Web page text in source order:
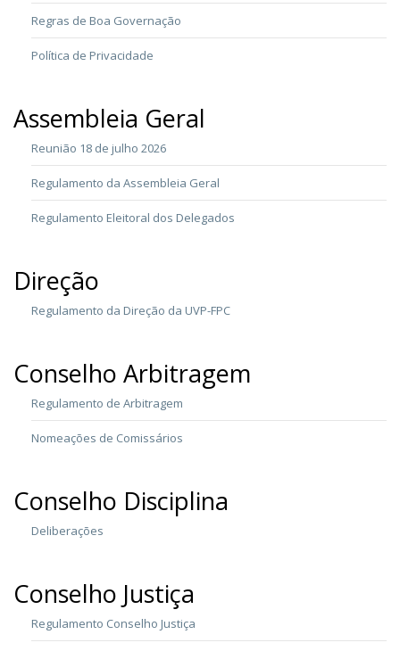
Regras de Boa Governação
Política de Privacidade
Assembleia Geral
Reunião 18 de julho 2026
Regulamento da Assembleia Geral
Regulamento Eleitoral dos Delegados
Direção
Regulamento da Direção da UVP-FPC
Conselho Arbitragem
Regulamento de Arbitragem
Nomeações de Comissários
Conselho Disciplina
Deliberações
Conselho Justiça
Regulamento Conselho Justiça